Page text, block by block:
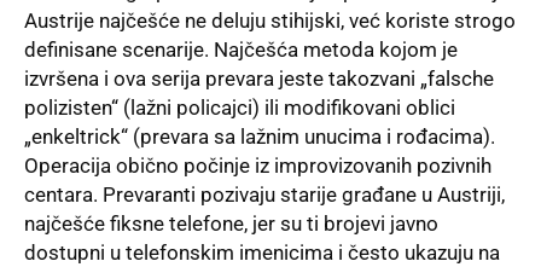
Austrije najčešće ne deluju stihijski, već koriste strogo
definisane scenarije. Najčešća metoda kojom je
izvršena i ova serija prevara jeste takozvani „falsche
polizisten“ (lažni policajci) ili modifikovani oblici
„enkeltrick“ (prevara sa lažnim unucima i rođacima).
Operacija obično počinje iz improvizovanih pozivnih
centara. Prevaranti pozivaju starije građane u Austriji,
najčešće fiksne telefone, jer su ti brojevi javno
dostupni u telefonskim imenicima i često ukazuju na